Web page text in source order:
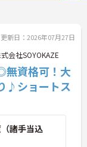
。
、
様
り
更新日：2026年07月27日
会社SOYOKAZE
無資格可！大
♪ショートス
諸手当込